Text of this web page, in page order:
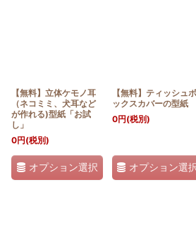
【無料】立体ケモノ耳
（ネコミミ、犬耳など
が作れる)型紙「お試
し」
0円(税別)
オプション選択
【無料】ティッシュボ
ックスカバーの型紙
0円(税別)
オプション選